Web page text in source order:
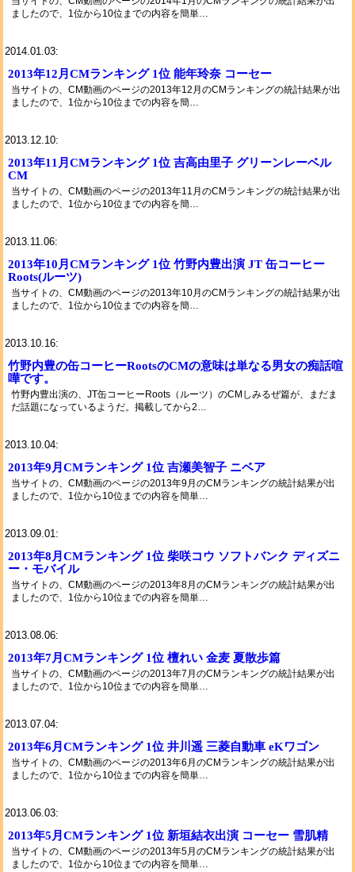
ましたので、1位から10位までの内容を簡単…
2014.01.03:
2013年12月CMランキング 1位 能年玲奈 コーセー
当サイトの、CM動画のページの2013年12月のCMランキングの統計結果が出
ましたので、1位から10位までの内容を簡…
2013.12.10:
2013年11月CMランキング 1位 吉高由里子 グリーンレーベル
CM
当サイトの、CM動画のページの2013年11月のCMランキングの統計結果が出
ましたので、1位から10位までの内容を簡…
2013.11.06:
2013年10月CMランキング 1位 竹野内豊出演 JT 缶コーヒー
Roots(ルーツ)
当サイトの、CM動画のページの2013年10月のCMランキングの統計結果が出
ましたので、1位から10位までの内容を簡…
2013.10.16:
竹野内豊の缶コーヒーRootsのCMの意味は単なる男女の痴話喧
嘩です。
竹野内豊出演の、JT缶コーヒーRoots（ルーツ）のCMしみるぜ篇が、まだま
だ話題になっているようだ。掲載してから2…
2013.10.04:
2013年9月CMランキング 1位 吉瀬美智子 ニベア
当サイトの、CM動画のページの2013年9月のCMランキングの統計結果が出
ましたので、1位から10位までの内容を簡単…
2013.09.01:
2013年8月CMランキング 1位 柴咲コウ ソフトバンク ディズニ
ー・モバイル
当サイトの、CM動画のページの2013年8月のCMランキングの統計結果が出
ましたので、1位から10位までの内容を簡単…
2013.08.06:
2013年7月CMランキング 1位 檀れい 金麦 夏散歩篇
当サイトの、CM動画のページの2013年7月のCMランキングの統計結果が出
ましたので、1位から10位までの内容を簡単…
2013.07.04:
2013年6月CMランキング 1位 井川遥 三菱自動車 eKワゴン
当サイトの、CM動画のページの2013年6月のCMランキングの統計結果が出
ましたので、1位から10位までの内容を簡単…
2013.06.03:
2013年5月CMランキング 1位 新垣結衣出演 コーセー 雪肌精
当サイトの、CM動画のページの2013年5月のCMランキングの統計結果が出
ましたので、1位から10位までの内容を簡単…